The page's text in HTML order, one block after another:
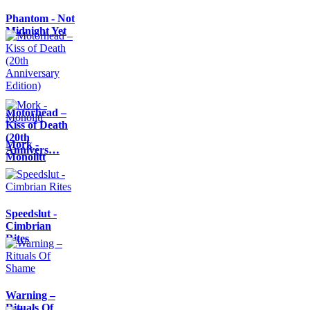
Phantom - Not
Midnight Yet
Motörhead –
Kiss of Death
(20th
Annivers…
Mork -
Monolitt
Speedslut -
Cimbrian
Rites
Warning –
Rituals Of